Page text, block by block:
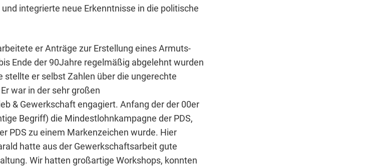
integrierte neue Erkenntnisse in die politische
er Anträge zur Erstellung eines Armuts-
Ende der 90Jahre regelmäßig abgelehnt wurden
stellte er selbst Zahlen über die ungerechte
war in der sehr großen
& Gewerkschaft engagiert. Anfang der der 00er
Begriff) die Mindestlohnkampagne der PDS,
PDS zu einem Markenzeichen wurde. Hier
hatte aus der Gewerkschaftsarbeit gute
Wir hatten großartige Workshops, konnten